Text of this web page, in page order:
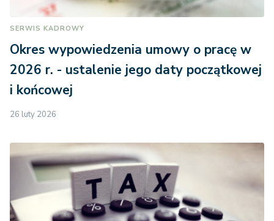
SERWIS KADROWY
Okres wypowiedzenia umowy o pracę w
2026 r. - ustalenie jego daty początkowej
i końcowej
26 luty 2026